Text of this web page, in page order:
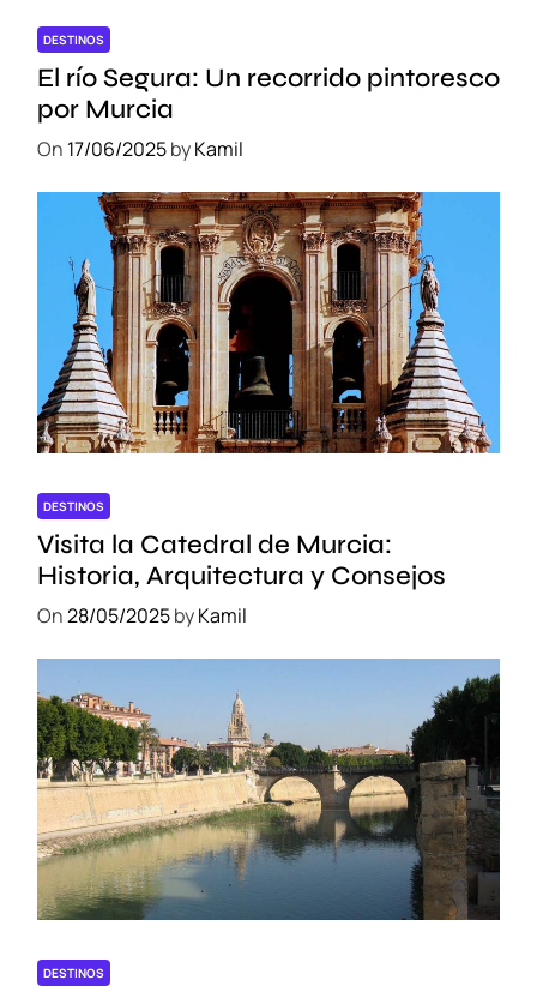
DESTINOS
El río Segura: Un recorrido pintoresco
por Murcia
On 17/06/2025byKamil
DESTINOS
Visita la Catedral de Murcia:
Historia, Arquitectura y Consejos
On28/05/2025byKamil
DESTINOS